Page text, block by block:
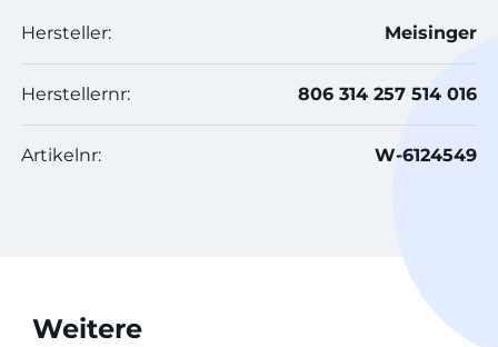
Hersteller: Meisinger
Herstellernr: 806 314 257 514 016
Artikelnr: W-6124549
Weitere